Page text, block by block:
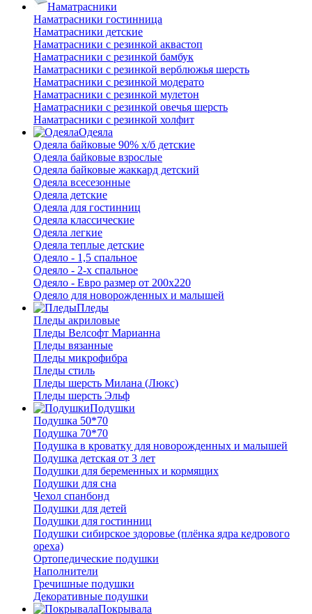
Наматрасники
Наматрасники гостинница
Наматрасники детские
Наматрасники с резинкой аквастоп
Наматрасники с резинкой бамбук
Наматрасники с резинкой верблюжья шерсть
Наматрасники с резинкой модерато
Наматрасники с резинкой мулетон
Наматрасники с резинкой овечья шерсть
Наматрасники с резинкой холфит
Одеяла
Одеяла байковые 90% х/б детские
Одеяла байковые взрослые
Одеяла байковые жаккард детский
Одеяла всесезонные
Одеяла детские
Одеяла для гостинниц
Одеяла классические
Одеяла легкие
Одеяла теплые детские
Одеяло - 1,5 спальное
Одеяло - 2-х спальное
Одеяло - Евро размер от 200х220
Одеяло для новорожденных и малышей
Пледы
Пледы акриловые
Пледы Велсофт Марианна
Пледы вязанные
Пледы микрофибра
Пледы стиль
Пледы шерсть Милана (Люкс)
Пледы шерсть Эльф
Подушки
Подушка 50*70
Подушка 70*70
Подушка в кроватку для новорожденных и малышей
Подушка детская от 3 лет
Подушки для беременных и кормящих
Подушки для сна
Чехол спанбонд
Подушки для детей
Подушки для гостинниц
Подушки сибирское здоровье (плёнка ядра кедрового
ореха)
Ортопедические подушки
Наполнители
Гречишные подушки
Декоративные подушки
Покрывала